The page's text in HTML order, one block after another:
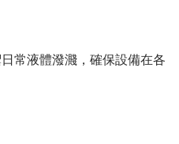
常液體潑濺，確保設備在各